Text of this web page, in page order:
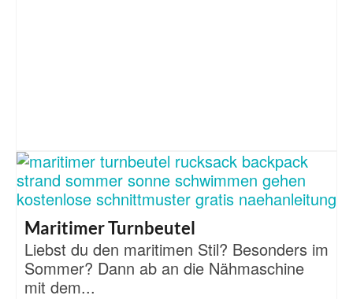
Maritimer Turnbeutel
Liebst du den maritimen Stil? Besonders im
Sommer? Dann ab an die Nähmaschine
mit dem...